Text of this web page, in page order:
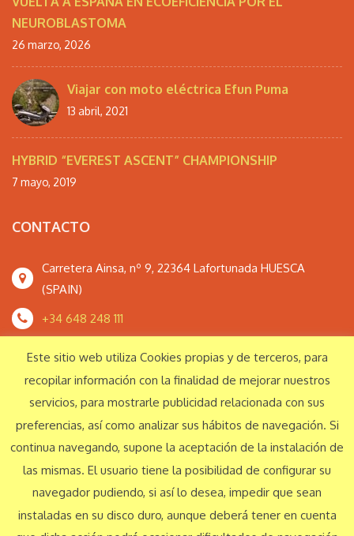
NEUROBLASTOMA
26 marzo, 2026
Viajar con moto eléctrica Efun Puma
13 abril, 2021
HYBRID “EVEREST ASCENT” CHAMPIONSHIP
7 mayo, 2019
CONTACTO
Carretera Ainsa, nº 9, 22364 Lafortunada HUESCA
(SPAIN)
+34 648 248 111
Responsabilidad Social Corporativa
© Monte Perdido Extrem S.L. 2016 Todos los derechos reservados
Aviso legal Política de privacidad
Este sitio web utiliza Cookies propias y de terceros, para
recopilar información con la finalidad de mejorar nuestros
servicios, para mostrarle publicidad relacionada con sus
preferencias, así como analizar sus hábitos de navegación. Si
continua navegando, supone la aceptación de la instalación de
las mismas. El usuario tiene la posibilidad de configurar su
navegador pudiendo, si así lo desea, impedir que sean
instaladas en su disco duro, aunque deberá tener en cuenta